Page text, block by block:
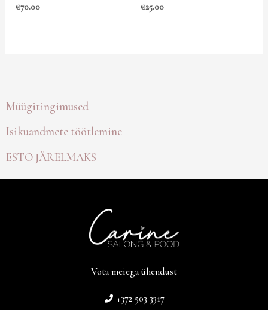
€70.00 €25.00
Müügitingimused
Isikuandmete töötlemine
ESTO JÄRELMAKS
Võta meiega ühendust
+372 503 3317